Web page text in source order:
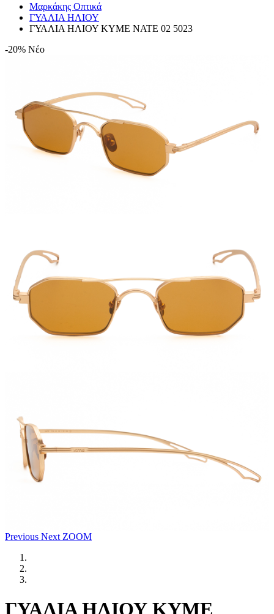
Μαρκάκης Οπτικά
ΓΥΑΛΙΑ ΗΛΙΟΥ
ΓΥΑΛΙΑ ΗΛΙΟΥ KYME NATE 02 5023
-20% Νέο
Previous Next ZOOM
ΓΥΑΛΙΑ ΗΛΙΟΥ KYME